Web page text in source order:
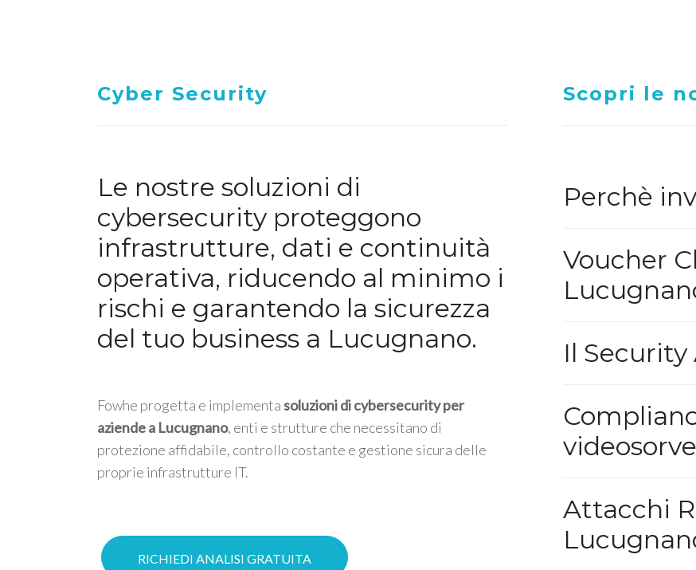
Cyber Security
Le nostre soluzioni di
cybersecurity proteggono
infrastrutture, dati e continuità
operativa, riducendo al minimo i
rischi e garantendo la sicurezza
del tuo business a Lucugnano.
Fowhe progetta e implementa soluzioni di cybersecurity per
aziende a Lucugnano, enti e strutture che necessitano di
protezione affidabile, controllo costante e gestione sicura delle
proprie infrastrutture IT.
RICHIEDI ANALISI GRATUITA
Scopri le
Perchè
Voucher
Il Security
Attacchi